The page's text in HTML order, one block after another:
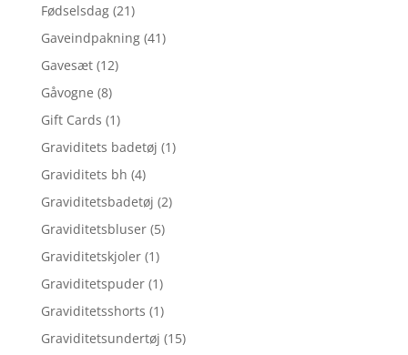
Fødselsdag (21)
Gaveindpakning (41)
Gavesæt (12)
Gåvogne (8)
Gift Cards (1)
Graviditets badetøj (1)
Graviditets bh (4)
Graviditetsbadetøj (2)
Graviditetsbluser (5)
Graviditetskjoler (1)
Graviditetspuder (1)
Graviditetsshorts (1)
Graviditetsundertøj (15)